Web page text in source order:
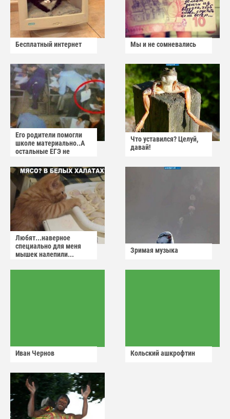
Бесплатный интернет Мы и не сомневались
Его родители помогли
школе материально..А
остальные ЕГЭ не
Что уставился? Целуй,
давай!
Любят...наверное
специально для меня
мышек налепили...
Зримая музыка
Иван Чернов Кольский ашкрофтин